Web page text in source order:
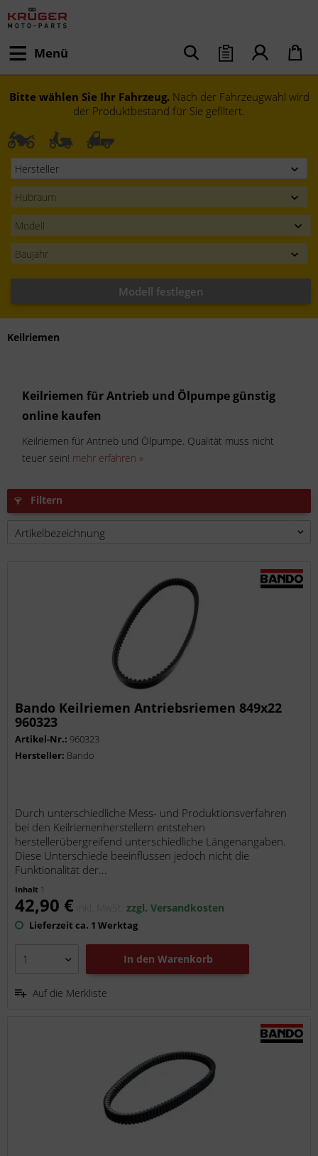
Menü
Bitte wählen Sie Ihr Fahrzeug. Nach der Fahrzeugwahl wird
der Produktbestand für Sie gefiltert.
Modell festlegen
Keilriemen
Keilriemen für Antrieb und Ölpumpe günstig
online kaufen
Keilriemen für Antrieb und Ölpumpe. Qualität muss nicht
teuer sein! mehr erfahren »
Filtern
Bando Keilriemen Antriebsriemen 849x22
960323
Artikel-Nr.: 960323
Hersteller: Bando
Durch unterschiedliche Mess- und Produktionsverfahren
bei den Keilriemenherstellern entstehen
herstellerübergreifend unterschiedliche Längenangaben.
Diese Unterschiede beeinflussen jedoch nicht die
Funktionalität der...
Inhalt 1
42,90 € inkl. MwSt.zzgl. Versandkosten
Lieferzeit ca. 1 Werktag
In den Warenkorb
Auf die Merkliste